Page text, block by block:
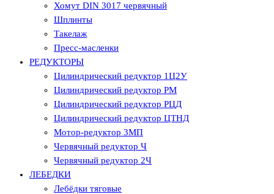
Хомут DIN 3017 червячный
Шплинты
Такелаж
Пресс-масленки
РЕДУКТОРЫ
Цилиндрический редуктор 1Ц2У
Цилиндрический редуктор РМ
Цилиндрический редуктор РЦД
Цилиндрический редуктор ЦТНД
Мотор-редуктор 3МП
Червячный редуктор Ч
Червячный редуктор 2Ч
ЛЕБЕДКИ
Лебёдки тяговые